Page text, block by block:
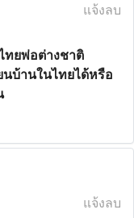
แจ้งลบ
ทยพ่อต่างชาติ
นบ้านในไทยได้หรือ
แจ้งลบ